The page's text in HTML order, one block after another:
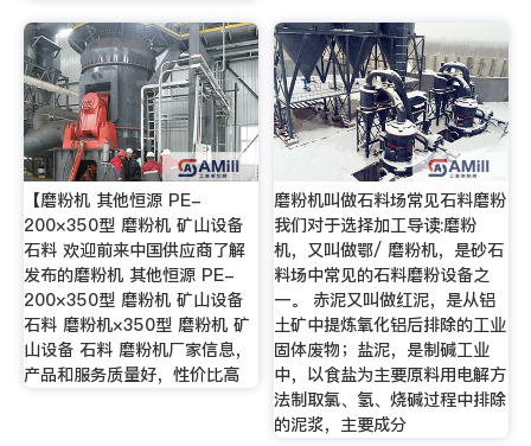
【磨粉机 其他恒源 PE-
200×350型 磨粉机 矿山设备
石料 欢迎前来中国供应商了解
发布的磨粉机 其他恒源 PE-
200×350型 磨粉机 矿山设备
石料 磨粉机×350型 磨粉机 矿
山设备 石料 磨粉机厂家信息，
产品和服务质量好，性价比高
磨粉机叫做石料场常见石料磨粉
我们对于选择加工导读:磨粉
机，又叫做鄂/ 磨粉机，是砂石
料场中常见的石料磨粉设备之
一。 赤泥又叫做红泥，是从铝
土矿中提炼氧化铝后排除的工业
固体废物；盐泥，是制碱工业
中，以食盐为主要原料用电解方
法制取氯、氢、烧碱过程中排除
的泥浆，主要成分